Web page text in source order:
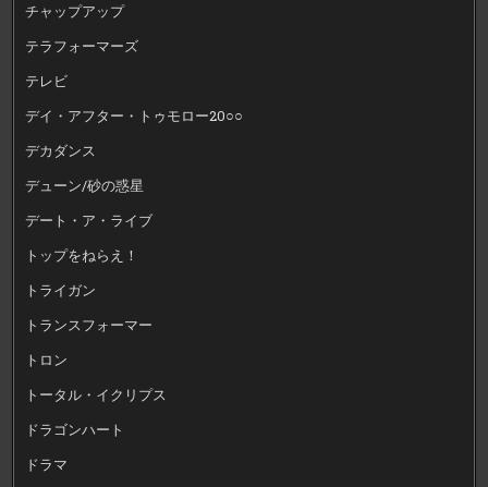
チャップアップ
テラフォーマーズ
テレビ
デイ・アフター・トゥモロー20○○
デカダンス
デューン/砂の惑星
デート・ア・ライブ
トップをねらえ！
トライガン
トランスフォーマー
トロン
トータル・イクリプス
ドラゴンハート
ドラマ